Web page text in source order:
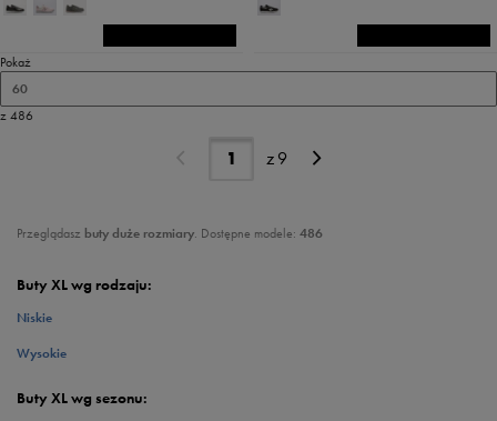
Pokaż
60
z 486
z9
Przeglądasz buty duże rozmiary. Dostępne modele: 486
Buty XL wg rodzaju:
Niskie
Wysokie
Buty XL wg sezonu: